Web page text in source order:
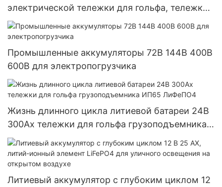
электрической тележки для гольфа, тележки
для гольфа на 36-42 лунки
Промышленные аккумуляторы 72В 144В 400В
600В для электропогрузчика
Жизнь длинного цикла литиевой батареи 24В
300Ах тележки для гольфа грузоподъемника
ИП65 ЛиФеПО4
Литиевый аккумулятор с глубоким циклом 12